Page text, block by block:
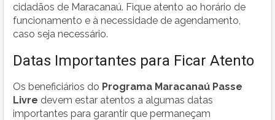
cidadãos de Maracanaú. Fique atento ao horário de
funcionamento e à necessidade de agendamento,
caso seja necessário.
Datas Importantes para Ficar Atento
Os beneficiários do Programa Maracanaú Passe
Livre devem estar atentos a algumas datas
importantes para garantir que permaneçam